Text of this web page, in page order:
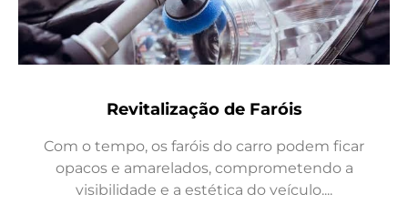
Revitalização de Faróis
Com o tempo, os faróis do carro podem ficar
opacos e amarelados, comprometendo a
visibilidade e a estética do veículo....